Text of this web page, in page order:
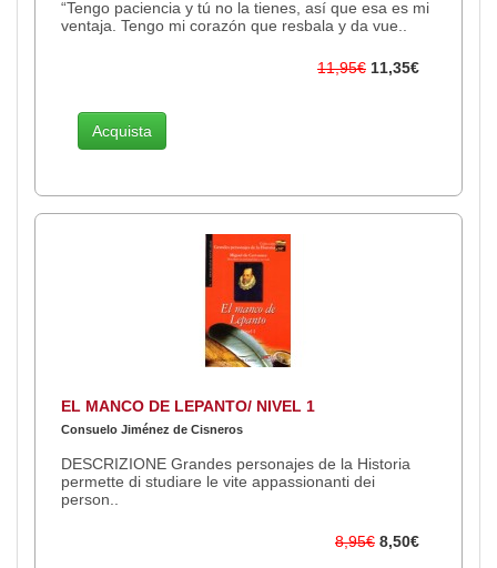
“Tengo paciencia y tú no la tienes, así que esa es mi
ventaja. Tengo mi corazón que resbala y da vue..
11,95€ 11,35€
Acquista
EL MANCO DE LEPANTO/ NIVEL 1
Consuelo Jiménez de Cisneros
DESCRIZIONE Grandes personajes de la Historia
permette di studiare le vite appassionanti dei
person..
8,95€ 8,50€